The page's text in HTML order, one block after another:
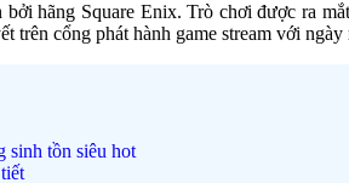
hãng Square Enix. Trò chơi được ra
trên cổng phát hành game stream với
sinh tồn siêu hot